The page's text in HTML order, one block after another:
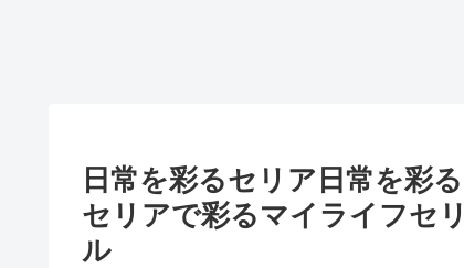
日常を彩るセリア日常を彩
セリアで彩るマイライフセ
ル